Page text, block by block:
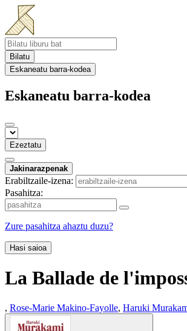
Bilatu
Eskaneatu barra-kodea
Eskaneatu barra-kodea
Ezeztatu
Jakinarazpenak
Erabiltzaile-izena:
Pasahitza:
Zure pasahitza ahaztu duzu?
Hasi saioa
La Ballade de
, Rose-Marie Makino-Fayolle, Haruki